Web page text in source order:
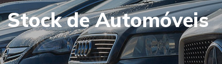
Stock de Automóveis